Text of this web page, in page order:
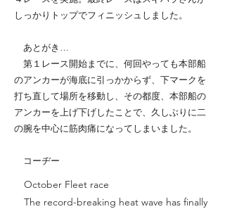
しっかりトップでフィニッシュしました。
あとがき…
第１レース開始までに、何回やっても本部船
のアンカーが海底に引っかからず、下マークを
打ち直して場所を移動し、その都度、本部船の
アンカーを上げ下げしたことで、久しぶりに二
の腕を中心に筋肉痛になってしまいました。
コーヂー
October Fleet race
The record-breaking heat wave has finally